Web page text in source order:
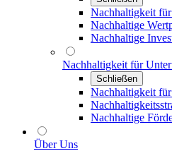
Nachhaltigkeit
Nachhaltige
Nachhaltige
Nachhaltigkeit für
Schließen
Nachhaltigkeit
Nachhaltige
Über Uns